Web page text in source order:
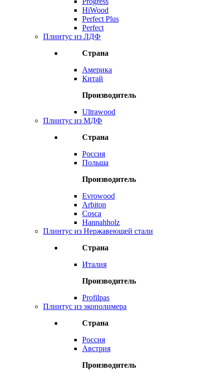
HiWood
Perfect Plus
Perfect
Плинтус из ЛДФ
Страна
Америка
Китай
Производитель
Ultrawood
Плинтус из МДФ
Страна
Россия
Польша
Производитель
Evrowood
Arbiton
Cosca
Hannahholz
Плинтус из Нержавеющей стали
Страна
Италия
Производитель
Profilpas
Плинтус из экополимера
Страна
Россия
Австрия
Производитель